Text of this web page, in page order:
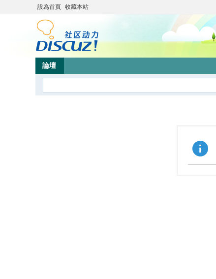
設為首頁 收藏本站
論壇